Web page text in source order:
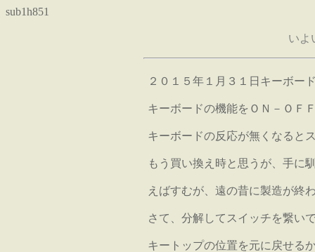
sub1h851
いよ
２０１５年１月３１日キーボー
キーボードの機能をＯＮ－ＯＦ
キーボードの反応が無くなると
もう買い換え時と思うが、手に
えばすむが、遠の昔に製造が終
さて、分解してスイッチを繋い
キートップの位置を元に戻せる